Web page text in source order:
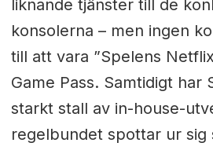
liknande tjänster till de
konsolerna – men ingen
till att vara ”Spelens
Game Pass. Samtidigt har
starkt stall av in-house-
regelbundet spottar ur sig